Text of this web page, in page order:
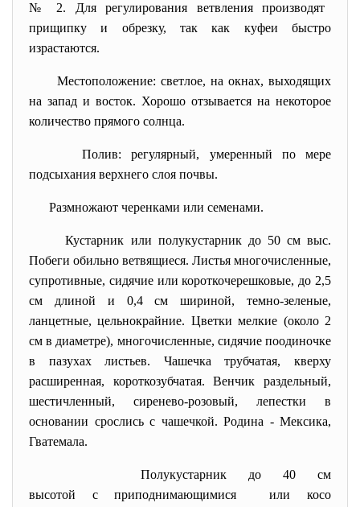
№ 2. Для регулирования ветвления производят
прищипку и обрезку, так как куфеи быстро
израстаются.
Местоположение: светлое, на окнах, выходящих
на запад и восток. Хорошо отзывается на некоторое
количество прямого солнца.
Полив: регулярный, умеренный по мере
подсыхания верхнего слоя почвы.
Размножают черенками или семенами.
Кустарник или полукустарник до 50 см выс.
Побеги обильно ветвящиеся. Листья многочисленные,
супротивные, сидячие или короткочерешковые, до 2,5
см длиной и 0,4 см шириной, темно-зеленые,
ланцетные, цельнокрайние. Цветки мелкие (около 2
см в диаметре), многочисленные, сидячие поодиночке
в пазухах листьев. Чашечка трубчатая, кверху
расширенная, короткозубчатая. Венчик раздельный,
шестичленный, сиренево-розовый, лепестки в
основании срослись с чашечкой. Родина - Мексика,
Гватемала.
Полукустарник до 40 см
высотой с приподнимающимися или косо